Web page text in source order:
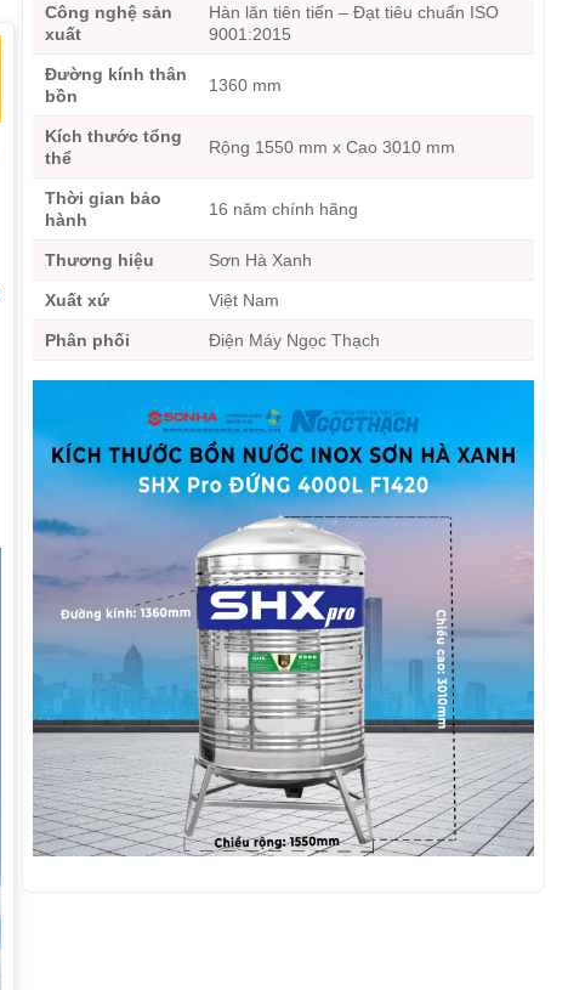
Công nghệ sản
xuất
Hàn lăn tiên tiến – Đạt tiêu chuẩn ISO
9001:2015
Đường kính thân
bồn
1360 mm
Kích thước tổng
thể
Rộng 1550 mm x Cao 3010 mm
Thời gian bảo
hành
16 năm chính hãng
Thương hiệu Sơn Hà Xanh
Xuất xứ Việt Nam
Phân phối Điện Máy Ngọc Thạch